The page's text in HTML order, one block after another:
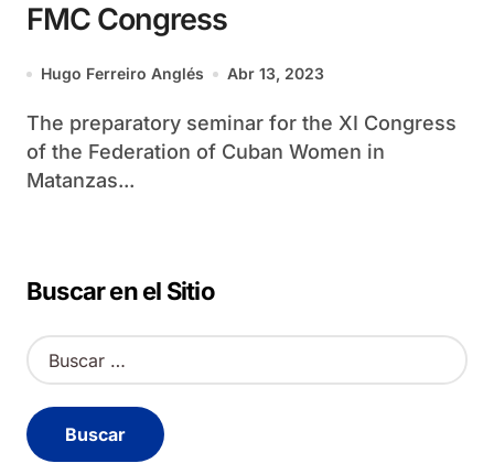
FMC Congress
Hugo Ferreiro Anglés Abr 13, 2023
The preparatory seminar for the XI Congress
of the Federation of Cuban Women in
Matanzas...
Buscar en el Sitio
B
u
c
a